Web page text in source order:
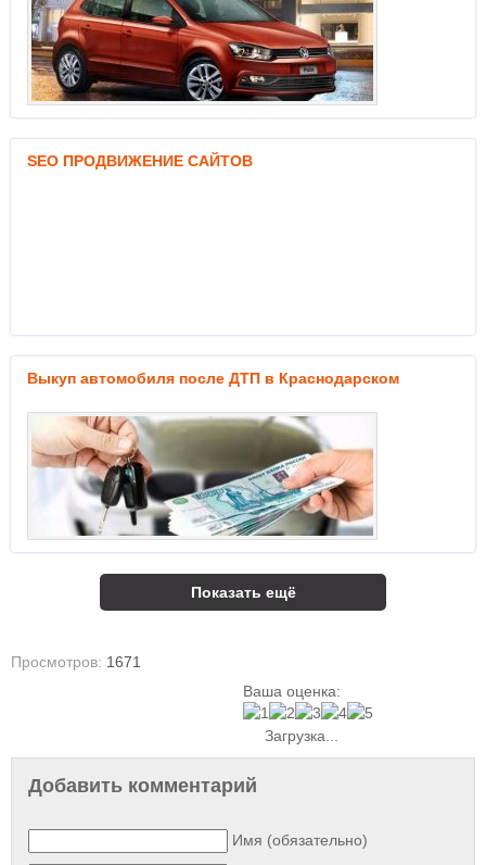
SEO ПРОДВИЖЕНИE САЙТОВ
Выкуп автомобиля после ДТП в Краснодарском
Показать ещё
Просмотров: 1671
Ваша оценка:
Загрузка...
Добавить комментарий
Имя (обязательно)